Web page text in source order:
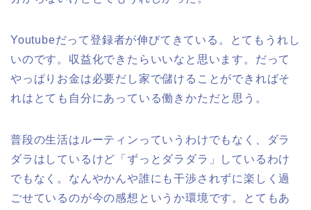
Youtubeだって登録者が伸びてきている。とてもうれし
いのです。収益化できたらいいなと思います。だって
やっぱりお金は必要だし家で儲けることができればそ
れはとても自分にあっている働きかただと思う。
普段の生活はルーティンっていうわけでもなく、ダラ
ダラはしているけど「ずっとダラダラ」しているわけ
でもなく。なんやかんや誰にも干渉されずに楽しく過
ごせているのが今の感想というか環境です。とてもあ